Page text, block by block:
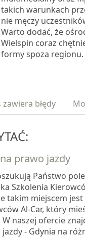
takich warunkach
nie męczy
Warto dodać, że
Wielspin coraz
formy spoza regionu.
zawiera błędy
prawo jazdy
Państwo
Szkolenia
takim miejscem
Al-Car, który
W naszej ofercie
- Gdynia na